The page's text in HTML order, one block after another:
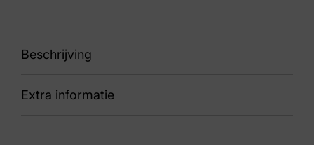
Beschrijving
87 Tiva 20 8500 Gold
Extra informatie